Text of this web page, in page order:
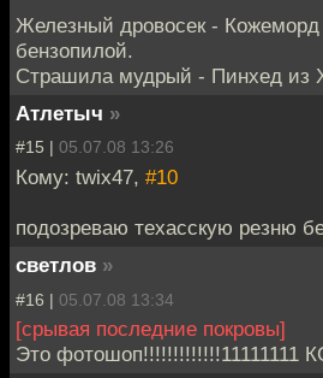
Железный дровосек - Кожеморд
бензопилой.
Страшила мудрый - Пинхед из
Атлетыч »
#15 | 05.07.08 13:26
Кому: twix47, #10
подозреваю техасскую резню
светлов »
#16 | 05.07.08 13:34
[срывая последние покровы]
Это фотошоп!!!!!!!!!!!!!11111111